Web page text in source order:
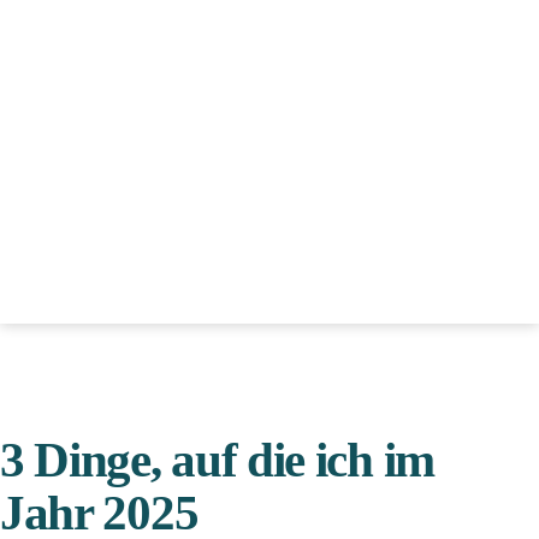
3 Dinge, auf die ich im
Jahr 2025